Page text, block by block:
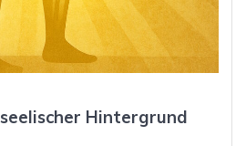
Hintergrund